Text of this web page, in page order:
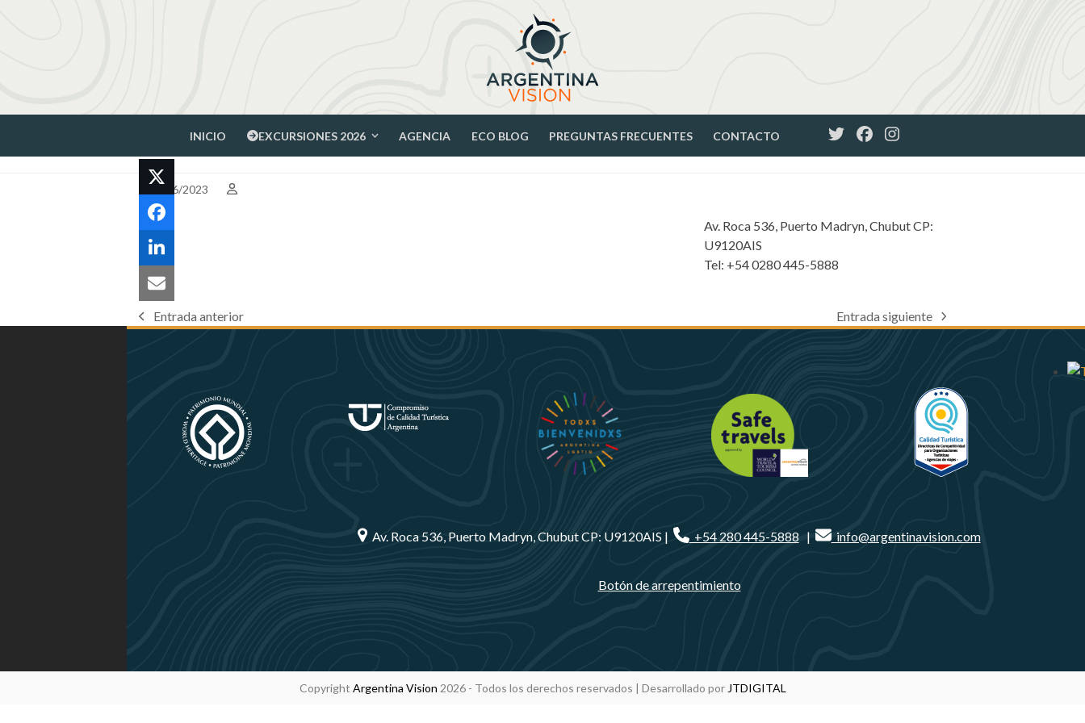
INICIO EXCURSIONES 2026 AGENCIA ECO BLOG PREGUNTAS FRECUENTES CONTACTO
02/06/2023
Av. Roca 536, Puerto Madryn, Chubut CP:
U9120AIS
Tel: +54 0280 445-5888
previous
Entrada anterior
next
Entrada siguiente
Av. Roca 536, Puerto Madryn, Chubut CP: U9120AIS | +54 280 445-5888| info@argentinavision.com
Botón de arrepentimiento
Copyright Argentina Vision 2026 - Todos los derechos reservados | Desarrollado por JTDIGITAL